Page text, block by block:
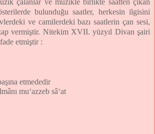
çalanlar ve müzikle birlikte saatten çıkan
bulunduğu saatler, herkesin ilgisini
ve camilerdeki bazı saatlerin çan sesi,
vermiştir. Nitekim XVII. yüzyıl Divan şairi
etmiştir :
etmededir
mu‘azzeb sâ‘at